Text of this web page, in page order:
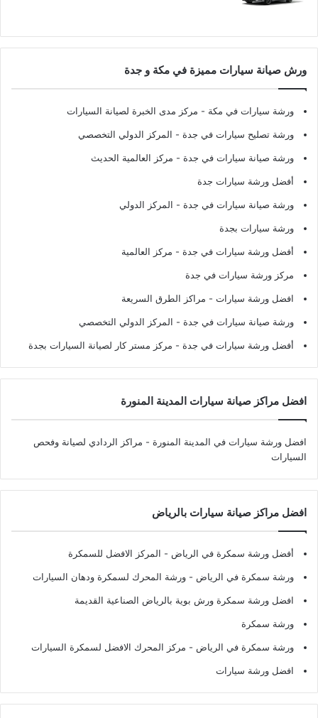
ورش صيانة سيارات مميزة في مكة و جدة
ورشة سيارات في مكة - مركز مدى الخبرة لصيانة السيارات
ورشة تصليح سيارات في جدة - المركز الدولي التخصصي
ورشة صيانة سيارات في جدة - مركز العالمية الحديث
أفضل ورشة سيارات جدة
ورشة صيانة سيارات في جدة - المركز الدولي
ورشة سيارات بجدة
أفضل ورشة سيارات في جدة - مركز العالمية
مركز ورشة سيارات في جدة
افضل ورشة سيارات - مراكز الطرق السريعة
ورشة صيانة سيارات في جدة - المركز الدولي التخصصي
أفضل ورشة سيارات في جدة - مركز مستر كار لصيانة السيارات بجدة
افضل مراكز صيانة سيارات المدينة المنورة
افضل ورشة سيارات في المدينة المنورة - مراكز الردادي لصيانة وفحص
السيارات
افضل مراكز صيانة سيارات بالرياض
أفضل ورشة سمكرة في الرياض - المركز الافضل للسمكرة
ورشة سمكرة في الرياض - ورشة المحرك لسمكرة ودهان السيارات
افضل ورشة سمكرة ورش بوية بالرياض الصناعية القديمة
ورشة سمكرة
ورشة سمكرة في الرياض - مركز المحرك الافضل لسمكرة السيارات
افضل ورشة سيارات